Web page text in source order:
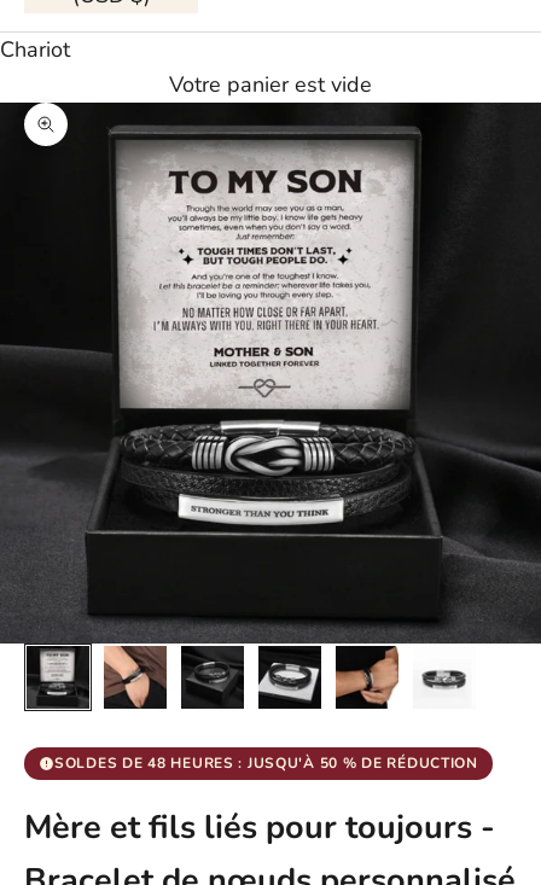
Chariot
Votre panier est vide
Agrandir l'image
SOLDES DE 48 HEURES : JUSQU'À 50 % DE RÉDUCTION
Mère et fils liés pour toujours -